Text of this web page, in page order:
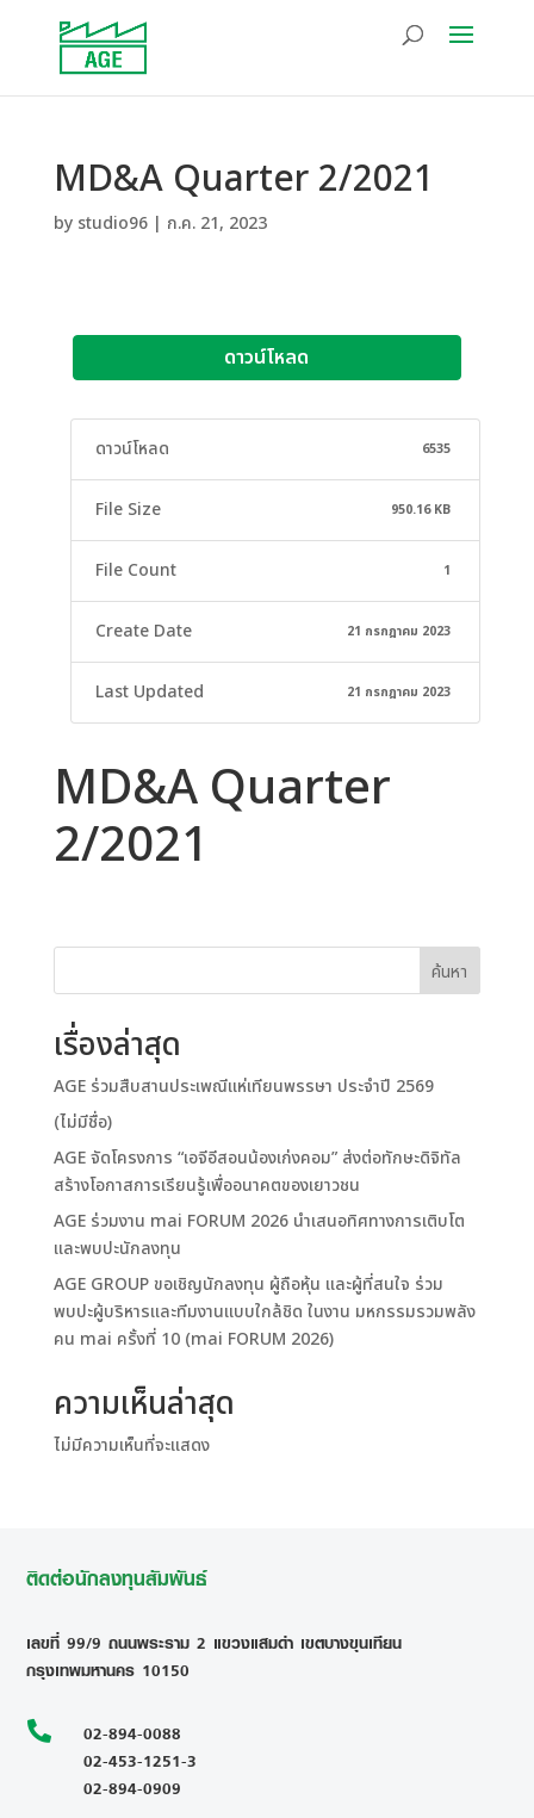
MD&A Quarter 2/2021
by studio96| ก.ค. 21, 2023
ดาวน์โหลด
ดาวน์โหลด 6535
File Size 950.16 KB
File Count 1
Create Date 21 กรกฎาคม 2023
Last Updated 21 กรกฎาคม 2023
MD&A Quarter
2/2021
ค้นหา
เรื่องล่าสุด
AGE ร่วมสืบสานประเพณีแห่เทียนพรรษา ประจำปี 2569
(ไม่มีชื่อ)
AGE จัดโครงการ “เอจีอีสอนน้องเก่งคอม” ส่งต่อทักษะดิจิทัล
สร้างโอกาสการเรียนรู้เพื่ออนาคตของเยาวชน
AGE ร่วมงาน mai FORUM 2026 นำเสนอทิศทางการเติบโต
และพบปะนักลงทุน
AGE GROUP ขอเชิญนักลงทุน ผู้ถือหุ้น และผู้ที่สนใจ ร่วม
พบปะผู้บริหารและทีมงานแบบใกล้ชิด ในงาน มหกรรมรวมพลัง
คน mai ครั้งที่ 10 (mai FORUM 2026)
ความเห็นล่าสุด
ไม่มีความเห็นที่จะแสดง
ติดต่อนักลงทุนสัมพันธ์
เลขที่ 99/9 ถนนพระราม 2 แขวงแสมดำ เขตบางขุนเทียน
กรุงเทพมหานคร 10150

02-894-0088
02-453-1251-3
02-894-0909